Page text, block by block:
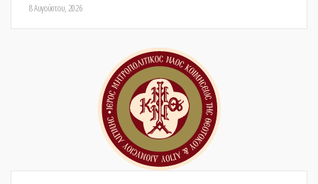
8 Αυγούστου, 2026